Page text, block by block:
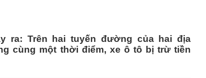
ra: Trên hai tuyến đường của hai địa
cùng một thời điểm, xe ô tô bị trừ tiền